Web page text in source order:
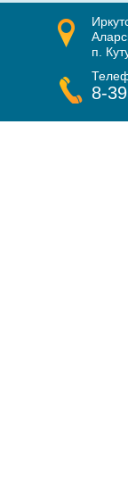
п.
8-